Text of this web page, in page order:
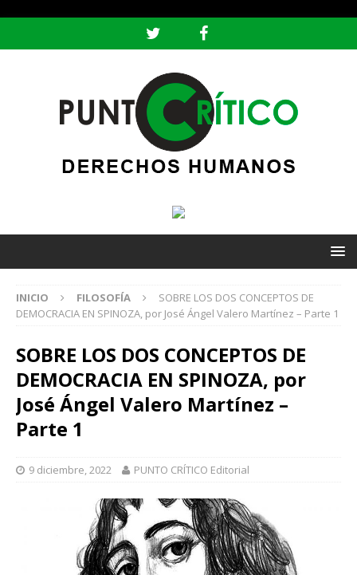
INICIO FILOSOFÍA
SOBRE LOS DOS CONCEPTOS DE
DEMOCRACIA EN SPINOZA, por José Ángel Valero Martínez – Parte 1
SOBRE LOS DOS CONCEPTOS DE
DEMOCRACIA EN SPINOZA, por
José Ángel Valero Martínez –
Parte 1
9 diciembre, 2022 PUNTO CRÍTICO Editorial